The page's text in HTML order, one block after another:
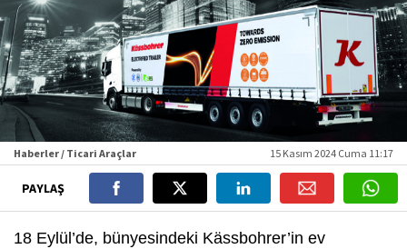
Haberler / Ticari Araçlar 15 Kasım 2024 Cuma 11:17
PAYLAŞ
18 Eylül’de, bünyesindeki Kässbohrer’in ev